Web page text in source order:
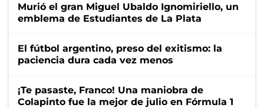
Murió el gran Miguel Ubaldo Ignomiriello, un
emblema de Estudiantes de La Plata
El fútbol argentino, preso del exitismo: la
paciencia dura cada vez menos
¡Te pasaste, Franco! Una maniobra de
Colapinto fue la mejor de julio en Fórmula 1